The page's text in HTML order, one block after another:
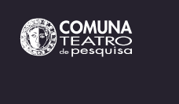
content